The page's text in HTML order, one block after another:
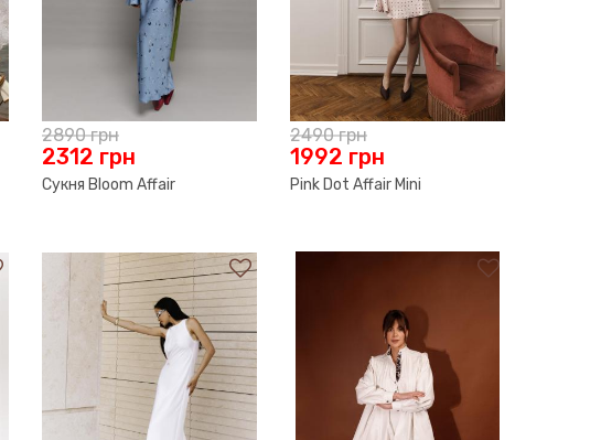
2890грн
2312 грн
Сукня Bloom Affair
2490грн
1992 грн
Pink Dot Affair Mini